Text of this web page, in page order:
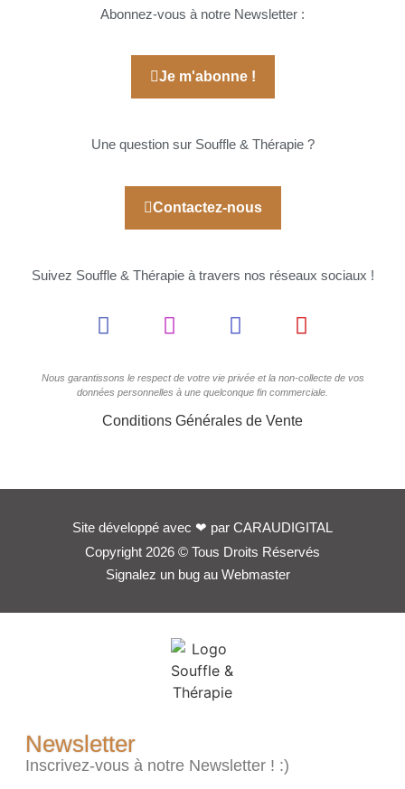
Abonnez-vous à notre Newsletter :
Je m'abonne !
Une question sur Souffle & Thérapie ?
Contactez-nous
Suivez Souffle & Thérapie à travers nos réseaux sociaux !
Nous garantissons le respect de votre vie privée et la non-collecte de vos
données personnelles à une quelconque fin commerciale.
Conditions Générales de Vente
Site développé avec ❤ par CARAUDIGITAL
Copyright 2026 © Tous Droits Réservés
Signalez un bug au Webmaster
Newsletter
Inscrivez-vous à notre Newsletter ! :)